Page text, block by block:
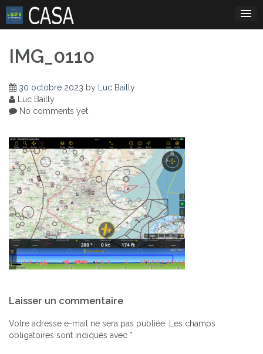
Skip
content
IMG_0110
30 octobre 2023 by Luc Bailly
Luc Bailly
No comments yet
de
l’article
Laisser un commentaire
Votre adresse e-mail ne sera pas publiée. Les champs
obligatoires sont indiqués avec *